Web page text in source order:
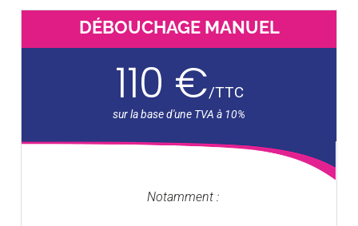
DÉBOUCHAGE MANUEL
110 €/TTC
Notamment :